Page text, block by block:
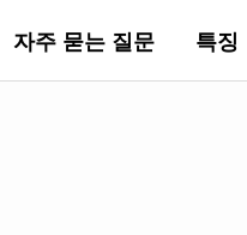
자주 묻는 질문 특징